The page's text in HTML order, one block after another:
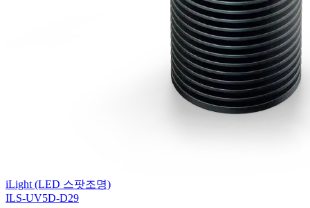
iLight (LED 스팟조명)
ILS-UV5D-D29